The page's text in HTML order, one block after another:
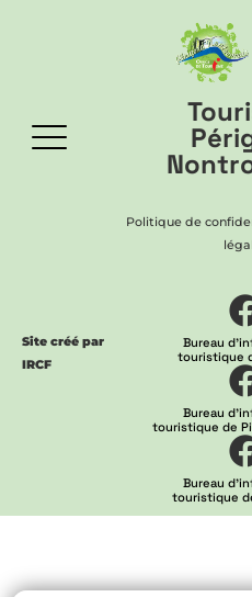
Site créé par
IRCF
Politique de
Bureau
touristique
Bureau
touristique de
Bureau
touristique